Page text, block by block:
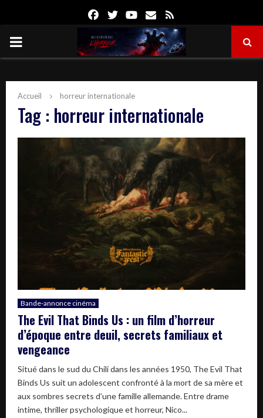
FacebookTwitterYoutube
Email
PRIMARY
Accueil horreur internationale
Tag : horreur internationale
Bande-annonce cinéma
The Evil That Binds Us : un film d’horreur
d’époque entre deuil, secrets familiaux et
vengeance
Situé dans le sud du Chili dans les années 1950, The Evil That
Binds Us suit un adolescent confronté à la mort de sa mère et
aux sombres secrets d’une famille allemande. Entre drame
intime, thriller psychologique et horreur, Nico...